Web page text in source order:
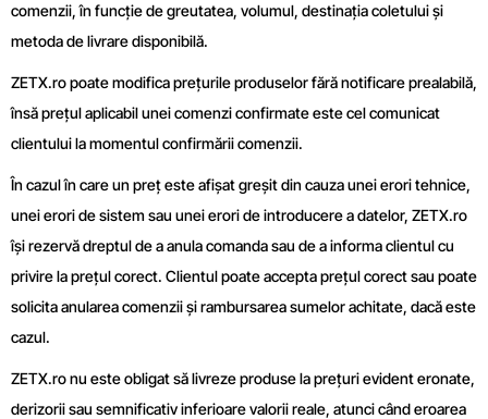
comenzii, în funcție de greutatea, volumul, destinația coletului și
metoda de livrare disponibilă.
ZETX.ro poate modifica prețurile produselor fără notificare prealabilă,
însă prețul aplicabil unei comenzi confirmate este cel comunicat
clientului la momentul confirmării comenzii.
În cazul în care un preț este afișat greșit din cauza unei erori tehnice,
unei erori de sistem sau unei erori de introducere a datelor, ZETX.ro
își rezervă dreptul de a anula comanda sau de a informa clientul cu
privire la prețul corect. Clientul poate accepta prețul corect sau poate
solicita anularea comenzii și rambursarea sumelor achitate, dacă este
cazul.
ZETX.ro nu este obligat să livreze produse la prețuri evident eronate,
derizorii sau semnificativ inferioare valorii reale, atunci când eroarea